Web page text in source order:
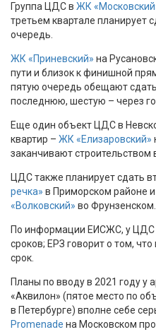
Группа ЦДС в ЖК
третьем квартале планирует
очередь.
ЖК «Приневский» на
пути и близок к финишной
пятую очередь обещают
последнюю, шестую – через
Еще один объект ЦДС в
квартир – ЖК «Елизаровский»
заканчивают строительством
ЦДС также планирует сдать
речка» в Приморском районе
«Волковский» во Фрунзенском.
По информации ЕИСЖС, у ЦДС
сроков; ЕРЗ говорит о том,
срок.
Планы по вводу в 2021 году у
«Аквилон» (пятое место по
в Петербурге) вполне себе
Promenade на Московском